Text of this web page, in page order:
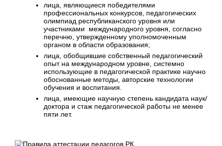
лица, являющиеся победителями
профессиональных конкурсов, педагогических
олимпиад республиканского уровня или
участниками международного уровня, согласно
перечню, утвержденному уполномоченным
органом в области образования;
лица, обобщившие собственный педагогический
опыт на международном уровне, системно
использующие в педагогической практике научно
обоснованные методы, авторские технологии
обучения и воспитания.
лица, имеющие научную степень кандидата наук/
доктора и стаж педагогической работы не менее
пяти лет.